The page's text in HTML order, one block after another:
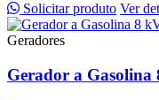
Solicitar produto Ver
Geradores
Gerador a Gasolina